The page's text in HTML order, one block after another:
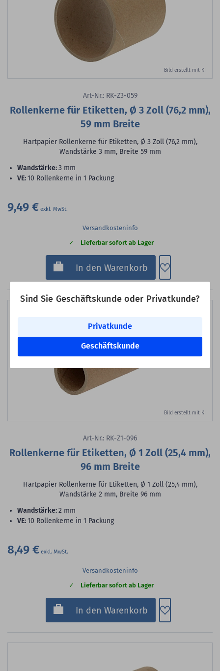
Sind Sie Geschäftskunde oder Privatkunde?
Privatkunde
Geschäftskunde
Bild erstellt mit KI
Art-Nr.: RK-Z3-059
Rollenkerne für Etiketten, Ø 3 Zoll (76,2 mm),
59 mm Breite
Hartpapier Rollenkerne für Etiketten, Ø 3 Zoll (76,2 mm),
Wandstärke 3 mm, Breite 59 mm
Wandstärke:3 mm
VE:10 Rollenkerne in 1 Packung
9,49 €
Versandkosteninfo
Lieferbar sofort ab Lager
In den Warenkorb Zum
Bild erstellt mit KI
Art-Nr.: RK-Z1-096
Rollenkerne für Etiketten, Ø 1 Zoll (25,4 mm),
96 mm Breite
Hartpapier Rollenkerne für Etiketten, Ø 1 Zoll (25,4 mm),
Wandstärke 2 mm, Breite 96 mm
Wandstärke:2 mm
VE:10 Rollenkerne in 1 Packung
8,49 €
Versandkosteninfo
Lieferbar sofort ab Lager
In den Warenkorb Zum